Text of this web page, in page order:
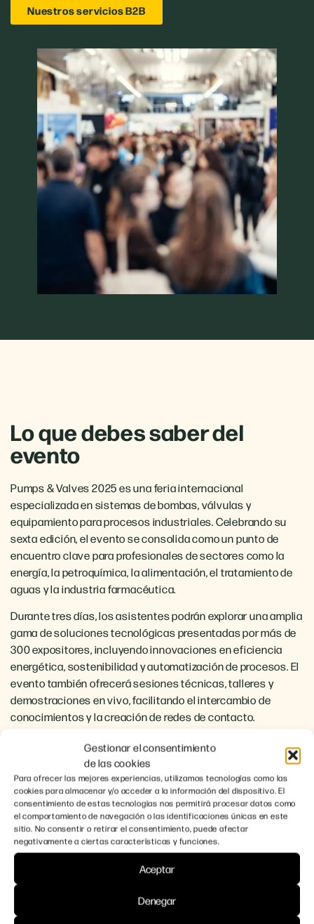
Gestionar el consentimiento
de las cookies
Para ofrecer las mejores experiencias, utilizamos tecnologías como las
cookies para almacenar y/o acceder a la información del dispositivo. El
consentimiento de estas tecnologías nos permitirá procesar datos como
el comportamiento de navegación o las identificaciones únicas en este
sitio. No consentir o retirar el consentimiento, puede afectar
negativamente a ciertas características y funciones.
Aceptar
Denegar
Nuestros servicios B2B
Lo que debes saber del
evento
Pumps & Valves 2025 es una feria internacional
especializada en sistemas de bombas, válvulas y
equipamiento para procesos industriales.Celebrando su
sexta edición, el evento se consolida como un punto de
encuentro clave para profesionales de sectores como la
energía, la petroquímica, la alimentación, el tratamiento de
aguas y la industria farmacéutica.
Durante tres días, los asistentes podrán explorar una amplia
gama de soluciones tecnológicas presentadas por más de
300 expositores, incluyendo innovaciones en eficiencia
energética, sostenibilidad y automatización de procesos.El
evento también ofrecerá sesiones técnicas, talleres y
demostraciones en vivo, facilitando el intercambio de
conocimientos y la creación de redes de contacto.
Integrado dentro de +INDUSTRY, Pumps & Valves se
beneficia de sinergias con otras ferias simultáneas como
Maintenance y BeDIGITAL, ampliando las oportunidades de
negocio y colaboración para los participantes.
> Más información en el sitio oficial